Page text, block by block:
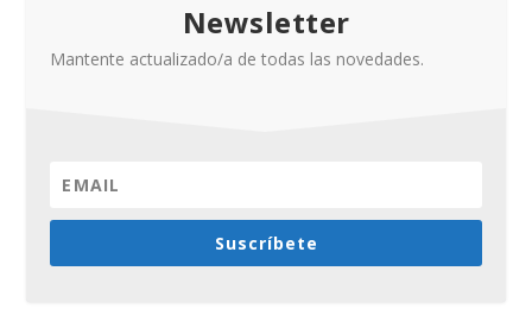
Newsletter
Mantente actualizado/a de todas las novedades.
Suscríbete